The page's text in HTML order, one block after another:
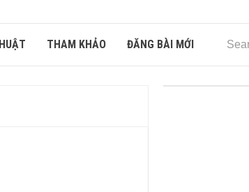
THAM KHẢO ĐĂNG BÀI MỚI